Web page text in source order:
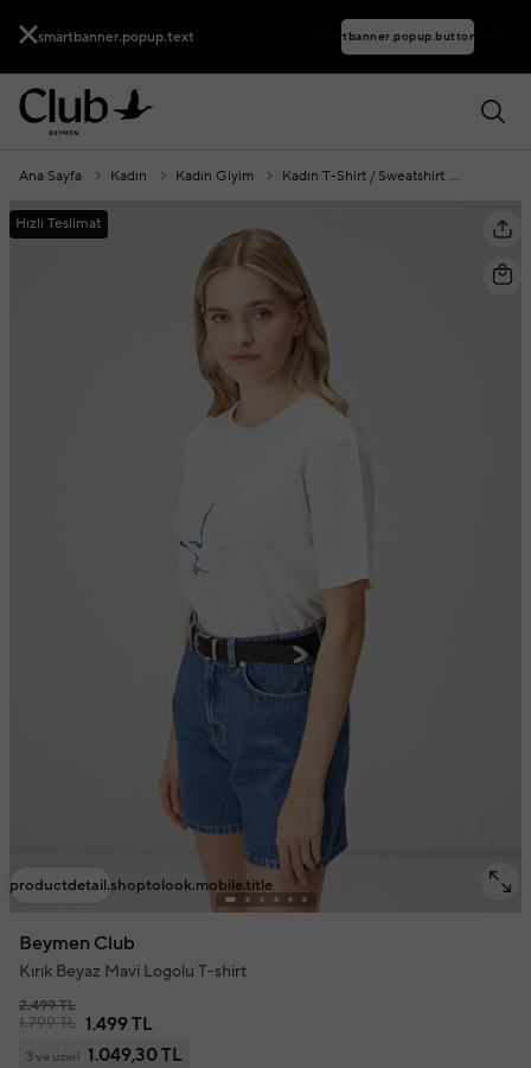
smartbanner.popup.text smartbanner.popup.buttontext
Hızlı Teslimat
Ana Sayfa Kadın Kadın Giyim Kadın T-Shirt / Sweatshirt
productdetail.shoptolook.mobile.title
Beymen Club
Kırık Beyaz Mavi Logolu T-shirt
2.499 TL
1.799 TL 1.499 TL
3 ve üzeri 1.049,30 TL